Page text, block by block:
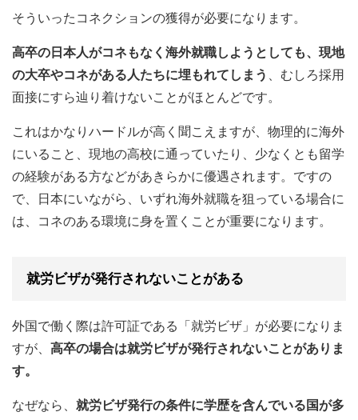
そういったコネクションの獲得が必要になります。
高卒の日本人がコネもなく海外就職しようとしても、現地
の大卒やコネがある人たちに埋もれてしまう
、むしろ採用
面接にすら辿り着けないことがほとんどです。
これはかなりハードルが高く聞こえますが、物理的に海外
にいること、現地の高校に通っていたり、少なくとも留学
の経験がある方などがあきらかに優遇されます。ですの
で、日本にいながら、いずれ海外就職を狙っている場合に
は、コネのある環境に身を置くことが重要になります。
就労ビザが発行されないことがある
外国で働く際は許可証である「就労ビザ」が必要になりま
すが、 高卒の場合は就労ビザが発行されないことがありま
す。
なぜなら、 就労ビザ発行の条件に学歴を含んでいる国が多